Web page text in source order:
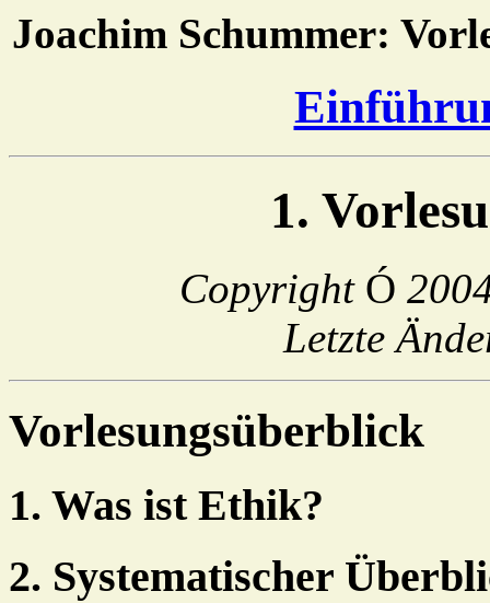
Joachim Schummer:
1.
Copyright Ó
Letzte
Vorlesungsüberblick
1. Was ist Ethik?
2. Systematischer